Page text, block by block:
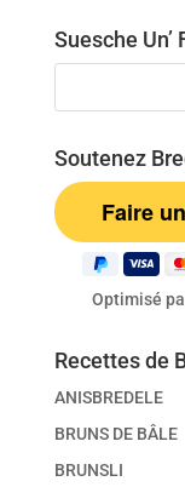
Suesche Un’
Soutenez
Optimisé
Recettes de
ANISBREDELE
BRUNS DE BÂLE
BRUNSLI